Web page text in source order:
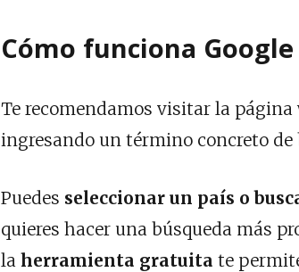
Cómo funciona
Te recomendamos visitar la página
ingresando un término concreto de
Puedes seleccionar un país o
quieres hacer una búsqueda más
la herramienta gratuita te